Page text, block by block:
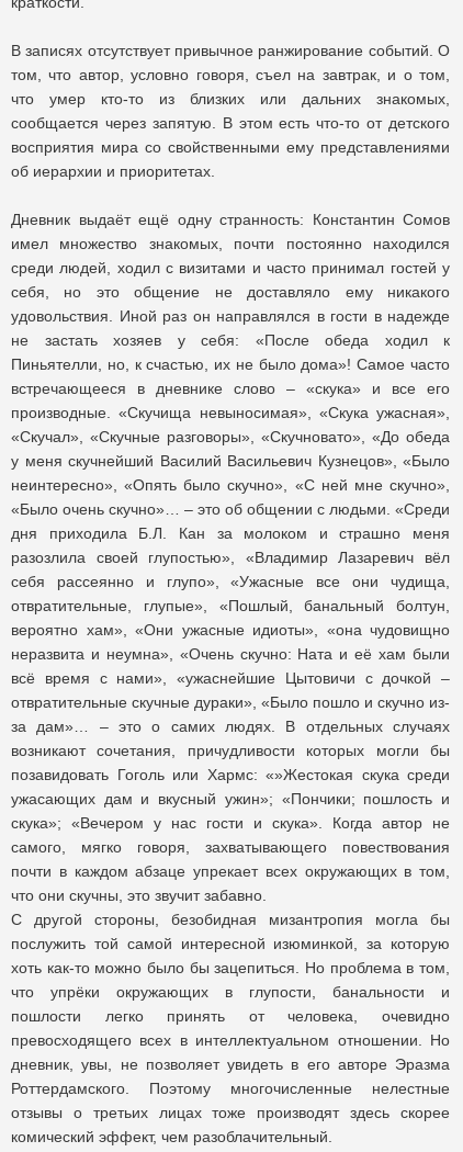
В записях отсутствует привычное ранжирование событий. О
том, что автор, условно говоря, съел на завтрак, и о том,
что умер кто-то из близких или дальних знакомых,
сообщается через запятую. В этом есть что-то от детского
восприятия мира со свойственными ему представлениями
об иерархии и приоритетах.
Дневник выдаёт ещё одну странность: Константин Сомов
имел множество знакомых, почти постоянно находился
среди людей, ходил с визитами и часто принимал гостей у
себя, но это общение не доставляло ему никакого
удовольствия. Иной раз он направлялся в гости в надежде
не застать хозяев у себя: «После обеда ходил к
Пиньятелли, но, к счастью, их не было дома»! Самое часто
встречающееся в дневнике слово – «скука» и все его
производные. «Скучища невыносимая», «Скука ужасная»,
«Скучал», «Скучные разговоры», «Скучновато», «До обеда
у меня скучнейший Василий Васильевич Кузнецов», «Было
неинтересно», «Опять было скучно», «С ней мне скучно»,
«Было очень скучно»… – это об общении с людьми. «Среди
дня приходила Б.Л. Кан за молоком и страшно меня
разозлила своей глупостью», «Владимир Лазаревич вёл
себя рассеянно и глупо», «Ужасные все они чудища,
отвратительные, глупые», «Пошлый, банальный болтун,
вероятно хам», «Они ужасные идиоты», «она чудовищно
неразвита и неумна», «Очень скучно: Ната и её хам были
всё время с нами», «ужаснейшие Цытовичи с дочкой –
отвратительные скучные дураки», «Было пошло и скучно из-
за дам»… – это о самих людях. В отдельных случаях
возникают сочетания, причудливости которых могли бы
позавидовать Гоголь или Хармс: «»Жестокая скука среди
ужасающих дам и вкусный ужин»; «Пончики; пошлость и
скука»; «Вечером у нас гости и скука». Когда автор не
самого, мягко говоря, захватывающего повествования
почти в каждом абзаце упрекает всех окружающих в том,
что они скучны, это звучит забавно.
С другой стороны, безобидная мизантропия могла бы
послужить той самой интересной изюминкой, за которую
хоть как-то можно было бы зацепиться. Но проблема в том,
что упрёки окружающих в глупости, банальности и
пошлости легко принять от человека, очевидно
превосходящего всех в интеллектуальном отношении. Но
дневник, увы, не позволяет увидеть в его авторе Эразма
Роттердамского. Поэтому многочисленные нелестные
отзывы о третьих лицах тоже производят здесь скорее
комический эффект, чем разоблачительный.